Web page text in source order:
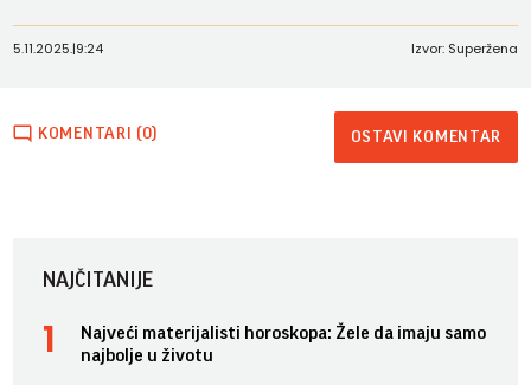
5.11.2025.|9:24 Izvor: Superžena
KOMENTARI (0) OSTAVI KOMENTAR
NAJČITANIJE
Najveći materijalisti horoskopa: Žele da imaju samo
najbolje u životu